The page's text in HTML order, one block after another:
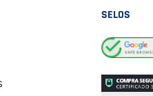
SELOS